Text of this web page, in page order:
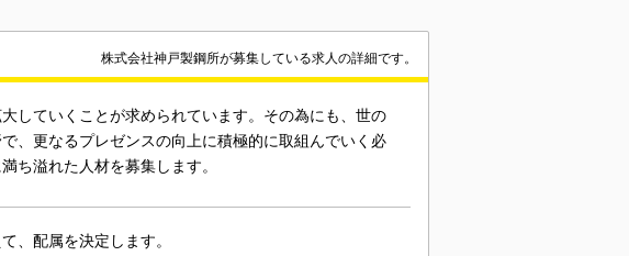
株式会社神戸製鋼所が募集している求人の詳細です。
していくことが求められています。その為にも、世の
、更なるプレゼンスの向上に積極的に取組んでいく必
ち溢れた人材を募集します。
、配属を決定します。